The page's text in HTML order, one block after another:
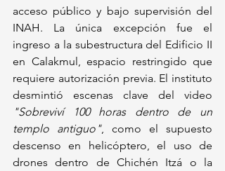
acceso público y bajo supervisión del
INAH. La única excepción fue el
ingreso a la subestructura del Edificio II
en Calakmul, espacio restringido que
requiere autorización previa. El instituto
"Sobreviví 100 horas dentro de un
templo antiguo", como el supuesto
descenso en helicóptero, el uso de
drones dentro de Chichén Itzá o la